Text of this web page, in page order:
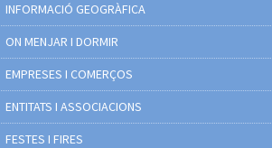
INFORMACIÓ GEOGRÀFICA
ON MENJAR I DORMIR
EMPRESES I COMERÇOS
ENTITATS I ASSOCIACIONS
FESTES I FIRES